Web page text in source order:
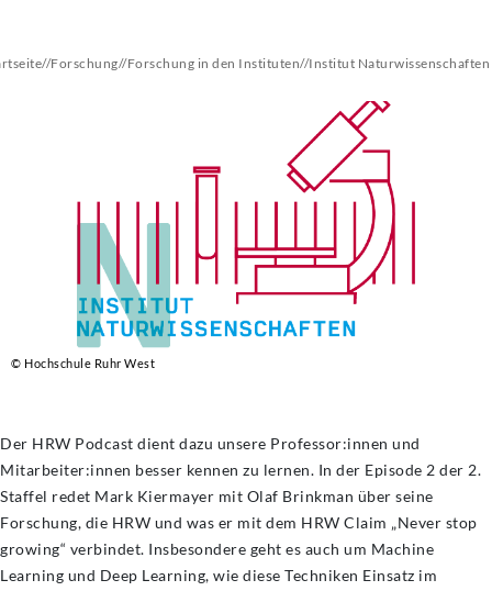
//Forschung//Forschung in den Instituten//Institut Naturwissenschaften
© Hochschule Ruhr West
Der HRW Podcast dient dazu unsere Professor:innen und
Mitarbeiter:innen besser kennen zu lernen. In der Episode 2 der 2.
Staffel redet Mark Kiermayer mit Olaf Brinkman über seine
Forschung, die HRW und was er mit dem HRW Claim „Never stop
growing“ verbindet. Insbesondere geht es auch um Machine
Learning und Deep Learning, wie diese Techniken Einsatz im